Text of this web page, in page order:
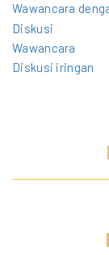
Wawancara
Diskusi
Wawancara
Diskusi iringan